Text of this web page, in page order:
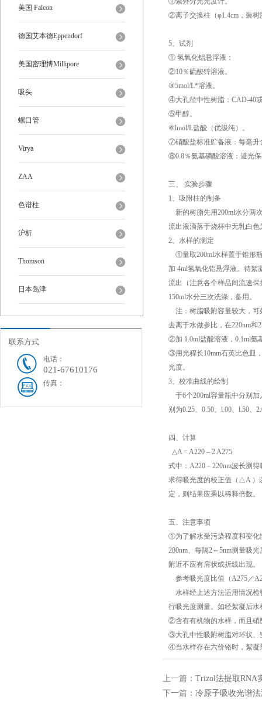
美国 Falcon
德国艾本德Eppendorf
美国密理博Millipore
吸头
螺口管
Virya
ZAA
色谱柱
沪析
Thomson
日本岛津
联系方式
电话：
021-67610176
传真：
②离子交换柱（φ1.4cm，装
5、试剂
① 氢氧化铝悬浮液：
②10％硫酸锌溶液。
③5mol/L*溶液。
④大孔径中性树脂：CAD-40
⑤甲醇。
⑥lmol/L盐酸（优级纯）。
⑦硝酸盐标准贮备液：每毫升
⑧0.8％氨基磺酸溶液：避光
三、 实验步骤
1、吸附柱的制备
新的树脂先用200ml水分两
流出液滴落于烧杯中无乳白
2、水样的测定
①量取200ml水样置于锥形
加 4ml氢氧化铝悬浮液。待絮
流出（注意各个样品间流速
150ml水分三次洗涤，备用。
注：树脂吸附容量较大，可
去离于水做参比，在220nm
②加 1.0ml盐酸溶液，0.1ml氨
③用光程长10mm石英比色皿
光度。
3、校准曲线的绘制
于6个200ml容量瓶中分别加
别为0.25、0.50、l.00、l.50
四、计算
△A = A220 – 2 A275
式中：A220－220nm波长测
求得吸光度的校正值（△A ）
定，则结果应乘以稀释倍数
五、注意事项
①为了解水受污染程度和变化
280nm、每隔2～5nm测量吸
附近不应有肩状或折线出现。
参考吸光度比值（A275／
水样经上述方法适用情况检
行吸光度测量。如经絮凝后
②含有有机物的水样，而且
③大孔中性吸附树脂对环状、
④当水样存在六价铬时，絮凝
上一篇： Trizol法提取RNA
下一篇： 冷原子吸收光谱